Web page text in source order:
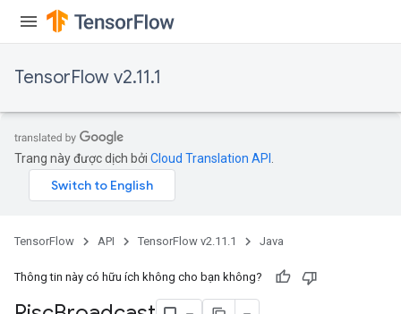
TensorFlow v2.11.1
Trang này được dịch bởi Cloud Translation API
TensorFlow API TensorFlow v2.11.1 Java
Thông tin này có hữu ích không cho bạn không?